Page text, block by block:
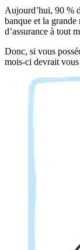
Aujourd’hui, 90 %
banque et la grande
d’assurance à tout
Donc, si vous
mois-ci devrait vous